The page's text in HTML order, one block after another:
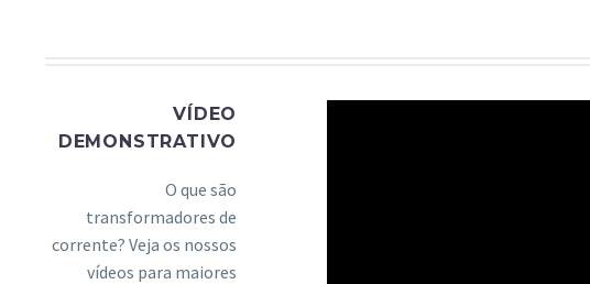
VÍDEO
DEMONSTRATIVO
O que são
transformadores de
corrente? Veja os nossos
vídeos para maiores